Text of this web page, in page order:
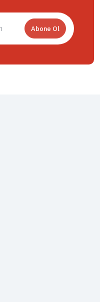
Abone Ol